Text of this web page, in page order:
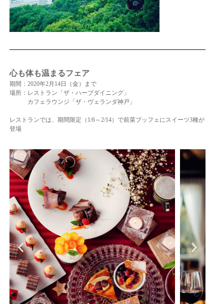
心も体も温まるフェア
期間：2020年2月14日（金）まで
場所：レストラン「ザ・ハーブダイニング」
カフェラウンジ「ザ・ヴェランダ神戸」
レストランでは、期間限定（1/6～2/14）で前菜ブッフェにスイーツ3種が
登場